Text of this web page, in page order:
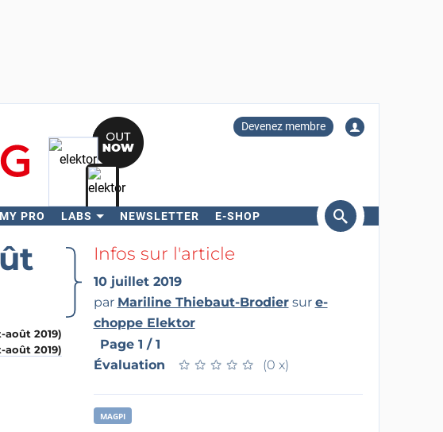
Devenez membre
PRO LABS NEWSLETTER E-SHOP
Rechercher
2019)
Infos sur l'article
10 juillet 2019
par Mariline Thiebaut-Brodiersur e-
choppe Elektor
Page 1 / 1
Évaluation
★ ★ ★ ★ ★
★ ★ ★ ★ ★ (0 x)
MAGPI